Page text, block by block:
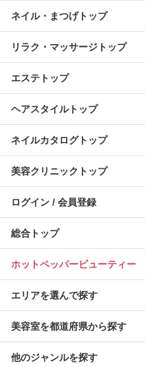
ネイル・まつげトップ
リラク・マッサージトップ
エステトップ
ヘアスタイルトップ
ネイルカタログトップ
美容クリニックトップ
ログイン / 会員登録
総合トップ
ホットペッパービューティー
エリアを選んで探す
美容室を都道府県から探す
他のジャンルを探す